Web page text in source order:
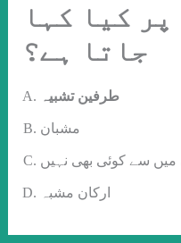
کیا کہا
جاتا ہے؟
طرفین تشبیہ
مشبان
میں سے کوئی بھی نہیں
ارکان مشبہ